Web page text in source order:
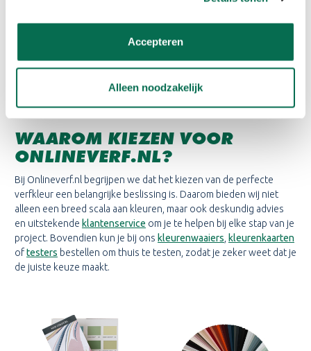
Accepteren
Alleen noodzakelijk
van de verf net zo belangrijk als de kleur zelf. Farrow & Ball staat
bekend om hun hoogwaardige verven die een uitzonderlijke
op waterbasis, wat betekent dat het veilig is voor jouw huis en
WAAROM KIEZEN VOOR
ONLINEVERF.NL?
Bij Onlineverf.nl begrijpen we dat het kiezen van de perfecte
verfkleur een belangrijke beslissing is. Daarom bieden wij niet
alleen een breed scala aan kleuren, maar ook deskundig advies
en uitstekende klantenservice om je te helpen bij elke stap van je
project. Bovendien kun je bij ons kleurenwaaiers kleurenkaarten
oftesters bestellen om thuis te testen, zodat je zeker weet dat je
de juiste keuze maakt.